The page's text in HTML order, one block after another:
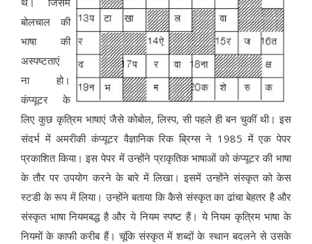
बोलचाल की
भाषा की
अस्पष्टताएं
ना हो।
कंप्यूटर के
लिए कुछ कृत्रिम भाषाएं जैसे कोबोल, लिस्प, सी पहले ही बन चुकीं थी। इस
संदर्भ में अमरीकी कंप्यूटर वैज्ञानिक रिक ब्रिग्स ने 1985 में एक पेपर
प्रकाशित किया। इस पेपर में उन्होंने प्राकृतिक भाषाओं को कंप्यूटर की भाषा
के तौर पर उपयोग करने के बारे में लिखा। इसमें उन्होंने संस्कृत को केस
स्टडी के रूप में लिया। उन्होंने बताया कि कैसे संस्कृत का ढांचा बेहतर है और
संस्कृत भाषा नियमबद्ध है और ये नियम स्पष्ट हैं। ये नियम कृत्रिम भाषा के
नियमों के काफी करीब हैं। चूंकि संस्कृत में शब्दों के स्थान बदलने से उसके